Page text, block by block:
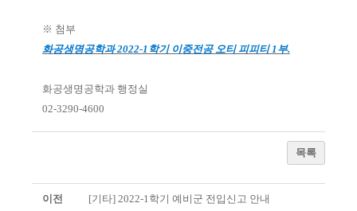
※ 첨부
화공생명공학과2022-1 학기 이중전공 오티 피피티1 부.
화공생명공학과 행정실
02-3290-4600
목록
이전 [기타] 2022-1학기 예비군 전입신고 안내